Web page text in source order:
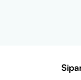
• L‑arginine içeren